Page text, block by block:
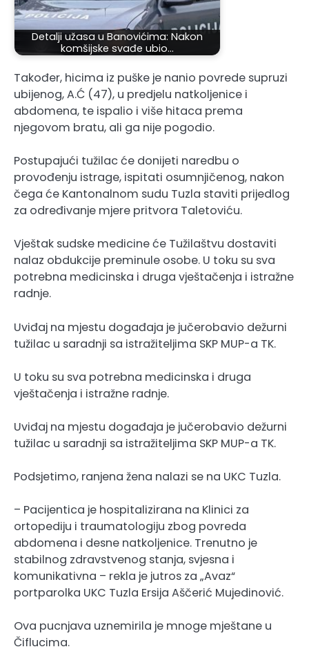
Detalji užasa u Banovićima: Nakon
komšijske svađe ubio…
Također, hicima iz puške je nanio povrede supruzi
ubijenog, A.Ć (47), u predjelu natkoljenice i
abdomena, te ispalio i više hitaca prema
njegovom bratu, ali ga nije pogodio.
Postupajući tužilac će donijeti naredbu o
provođenju istrage, ispitati osumnjičenog, nakon
čega će Kantonalnom sudu Tuzla staviti prijedlog
za određivanje mjere pritvora Taletoviću.
Vještak sudske medicine će Tužilaštvu dostaviti
nalaz obdukcije preminule osobe. U toku su sva
potrebna medicinska i druga vještačenja i istražne
radnje.
Uviđaj na mjestu događaja je jučerobavio dežurni
tužilac u saradnji sa istražiteljima SKP MUP-a TK.
U toku su sva potrebna medicinska i druga
vještačenja i istražne radnje.
Uviđaj na mjestu događaja je jučerobavio dežurni
tužilac u saradnji sa istražiteljima SKP MUP-a TK.
Podsjetimo, ranjena žena nalazi se na UKC Tuzla.
– Pacijentica je hospitalizirana na Klinici za
ortopediju i traumatologiju zbog povreda
abdomena i desne natkoljenice. Trenutno je
stabilnog zdravstvenog stanja, svjesna i
komunikativna – rekla je jutros za „Avaz“
portparolka UKC Tuzla Ersija Aščerić Mujedinović.
Ova pucnjava uznemirila je mnoge mještane u
Čiflucima.